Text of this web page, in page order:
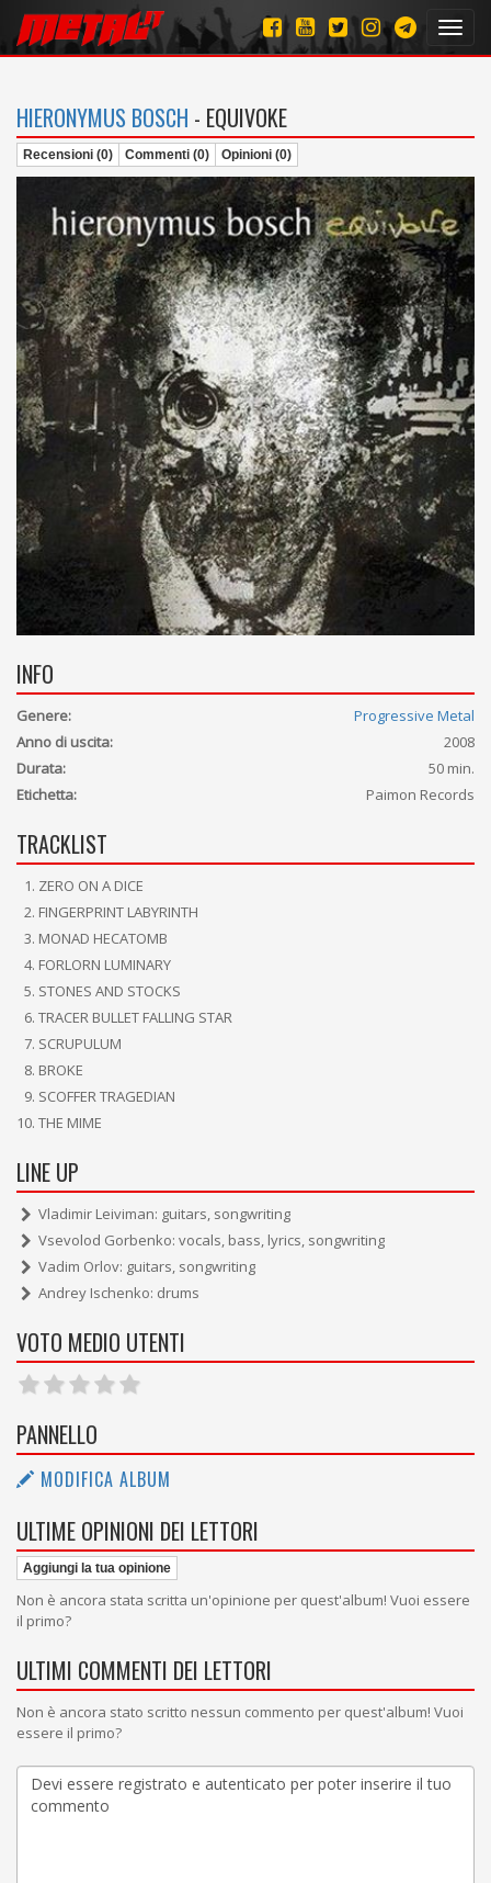
HIERONYMUS BOSCH - EQUIVOKE
Recensioni (0) Commenti (0) Opinioni (0)
INFO
Genere:
Progressive Metal
Anno di uscita:
2008
Durata:
50 min.
Etichetta:
Paimon Records
TRACKLIST
ZERO ON A DICE
FINGERPRINT LABYRINTH
MONAD HECATOMB
FORLORN LUMINARY
STONES AND STOCKS
TRACER BULLET FALLING STAR
SCRUPULUM
BROKE
SCOFFER TRAGEDIAN
THE MIME
LINE UP
Vladimir Leiviman: guitars, songwriting
Vsevolod Gorbenko: vocals, bass, lyrics, songwriting
Vadim Orlov: guitars, songwriting
Andrey Ischenko: drums
VOTO MEDIO UTENTI
PANNELLO
MODIFICA ALBUM
ULTIME OPINIONI DEI LETTORI
Aggiungi la tua opinione
Non è ancora stata scritta un'opinione per quest'album! Vuoi essere
il primo?
ULTIMI COMMENTI DEI LETTORI
Non è ancora stato scritto nessun commento per quest'album! Vuoi
essere il primo?